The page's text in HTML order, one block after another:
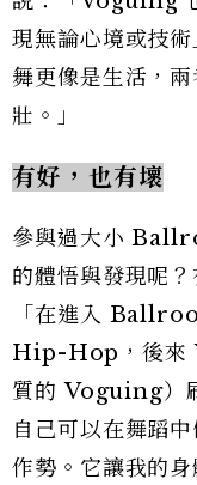
現無論心境或技
舞更像是生活，
壯。」
有好，也有壞
參與過大小
的體悟與發現呢
「在進入
Hip-Hop，後來
質的 Voguing）
自己可以在舞蹈
作勢。它讓我的